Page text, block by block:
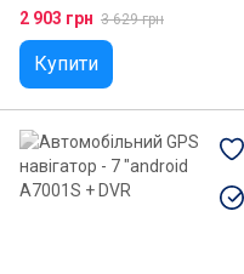
G732+DVR 2в1
2 903 грн 3 629 грн
Купити